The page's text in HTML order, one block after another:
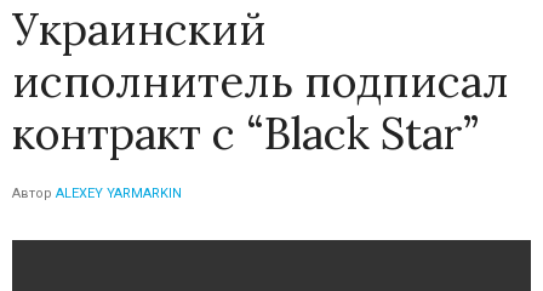
Украинский
исполнитель подписал
контракт с “Black Star”
Автор ALEXEY YARMARKIN